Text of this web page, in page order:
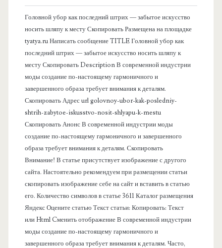
Головной убор как последний штрих — забытое искусство
носить шляпу к месту Скопировать Размещена на площадке
tyatya.ru Написать сообщение TITLE Головной убор как
последний штрих — забытое искусство носить шляпу к
месту Скопировать Description В современной индустрии
моды создание по-настоящему гармоничного и
завершенного образа требует внимания к деталям.
Скопировать Адрес url golovnoy-ubor-kak-posledniy-
shtrih-zabytoe-iskusstvo-nosit-shlyapu-k-mestu
Скопировать Анонс В современной индустрии моды
создание по-настоящему гармоничного и завершенного
образа требует внимания к деталям. Скопировать
Внимание! В статье присутствует изображение с другого
сайта. Настоятельно рекомендуем при размещении статьи
скопировать изображение себе на сайт и вставить в статью
его. Количество символов в статье 3611 Каталог размещения
Яндекс Оцените статью Текст статьи: Копировать: Текст
или Html Cменить отображение В современной индустрии
моды создание по-настоящему гармоничного и
завершенного образа требует внимания к деталям. Часто,